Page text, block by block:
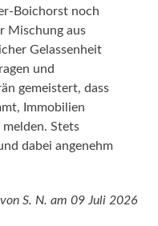
Boichorst noch
Mischung aus
Gelassenheit
und
gemeistert, dass
Immobilien
Stets
dabei angenehm
S. N. am 09 Juli 2026